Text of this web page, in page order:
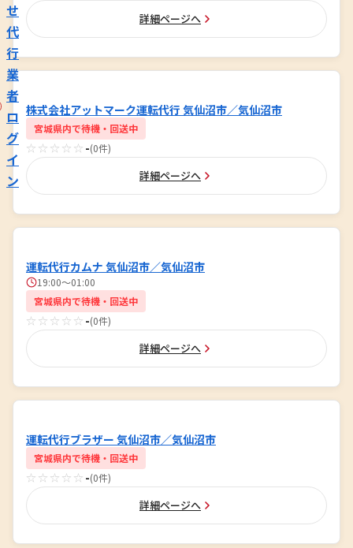
せ
代
行
業
者
ロ
グ
イ
ン
詳細ページへ
株式会社アットマーク運転代行 気仙沼市／気仙沼市
宮城県内で待機・回送中
☆☆☆☆☆ -(0件)
詳細ページへ
運転代行カムナ 気仙沼市／気仙沼市
19:00〜01:00
宮城県内で待機・回送中
☆☆☆☆☆ -(0件)
詳細ページへ
運転代行ブラザー 気仙沼市／気仙沼市
宮城県内で待機・回送中
☆☆☆☆☆ -(0件)
詳細ページへ